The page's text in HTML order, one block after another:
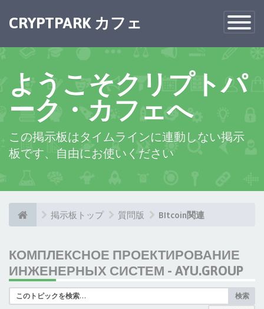
Toggle
CRYPTPARK カフェ
ようこそクリプトパ
ーク・カフェへ
この掲示板はタイムラインに連動しない掲示
板です、自由にお使いください
掲示板トップ 質問版 BItcoin関連
КОМПЛЕКСНОЕ ПРОЕКТИРОВАНИЕ
ИНЖЕНЕРНЫХ СИСТЕМ - AYU.GROUP
検索